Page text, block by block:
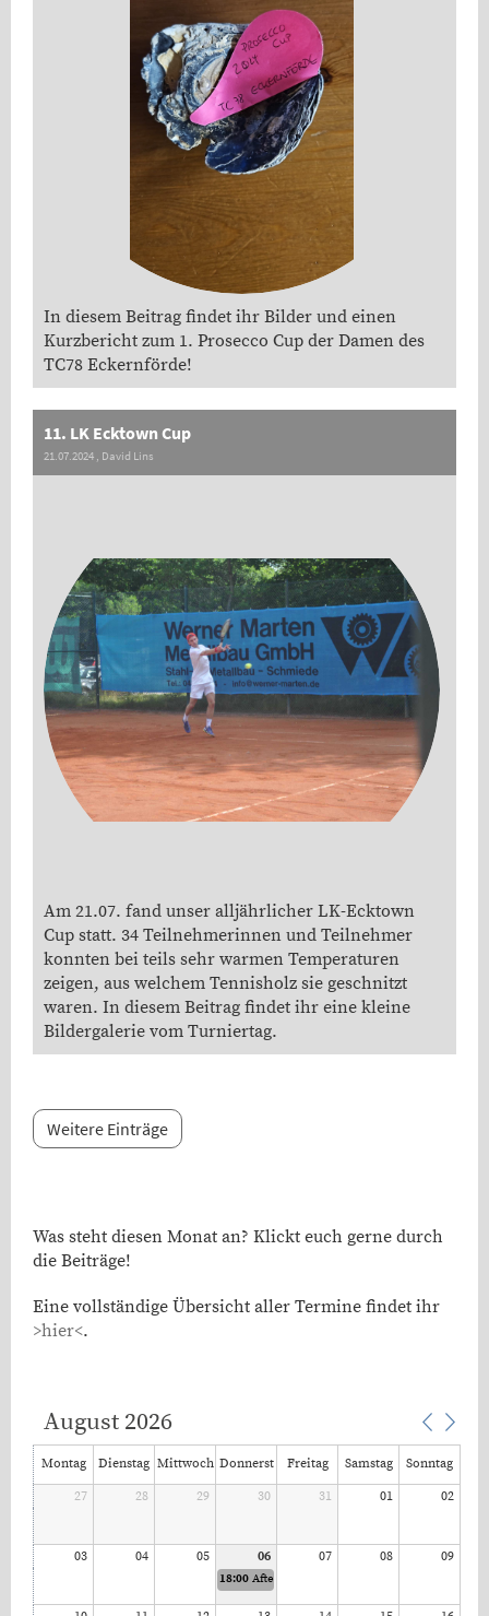
In diesem Beitrag findet ihr Bilder und einen
Kurzbericht zum 1. Prosecco Cup der Damen des
TC78 Eckernförde!
11. LK Ecktown Cup
21.07.2024 , David Lins
Am 21.07. fand unser alljährlicher LK-Ecktown
Cup statt. 34 Teilnehmerinnen und Teilnehmer
konnten bei teils sehr warmen Temperaturen
zeigen, aus welchem Tennisholz sie geschnitzt
waren. In diesem Beitrag findet ihr eine kleine
Bildergalerie vom Turniertag.
Weitere Einträge
Was steht diesen Monat an? Klickt euch gerne durch
die Beiträge!
Eine vollständige Übersicht aller Termine findet ihr
>hier<.
August 2026
Montag Dienstag Mittwoch Donnerst
Freitag Samstag
Sonntag
27
28 29 30 31 01 02
03 04 05 06 07 08 09
18:00 After-Work-Tennis